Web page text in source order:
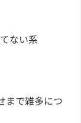
ない系
まで雑多につ